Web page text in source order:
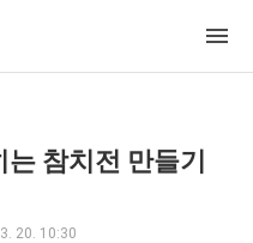
참치전 만들기
20. 10:30